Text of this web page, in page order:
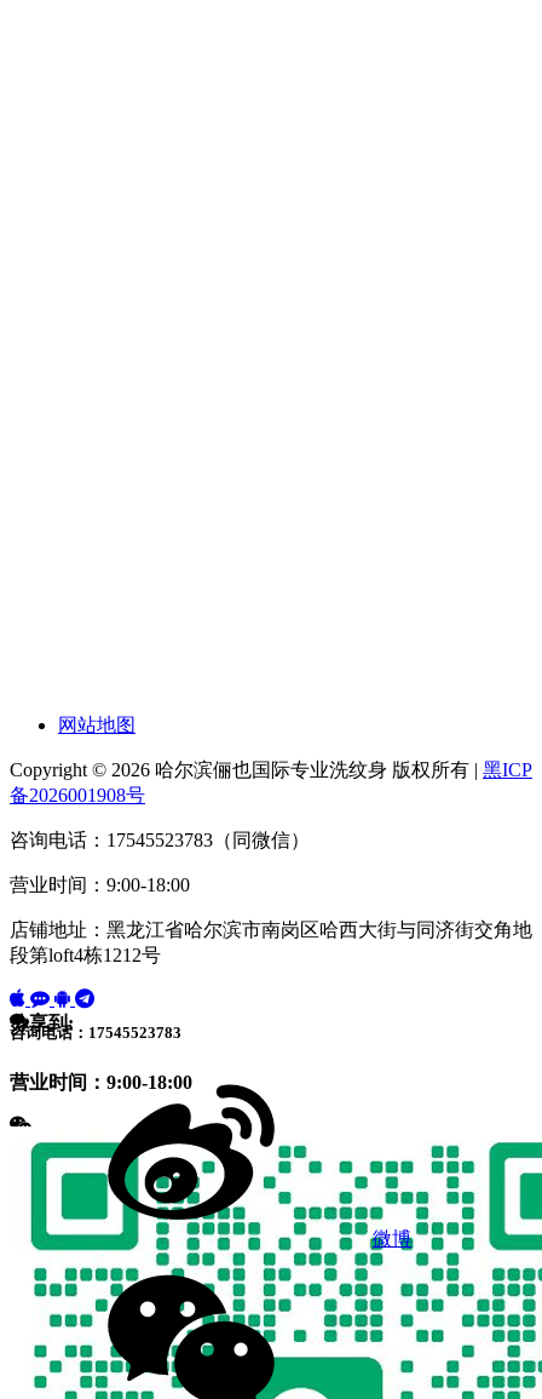
网站地图
Copyright © 2026 哈尔滨俪也国际专业洗纹身 版权所有 | 黑ICP
备2026001908号
咨询电话：17545523783（同微信）
营业时间：9:00-18:00
店铺地址：黑龙江省哈尔滨市南岗区哈西大街与同济街交角地
段第loft4栋1212号
咨询电话：17545523783
营业时间：9:00-18:00
分享到:
微博